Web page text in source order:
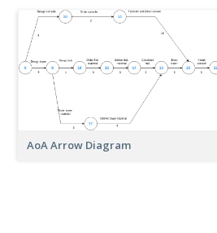
AoA Arrow Diagram